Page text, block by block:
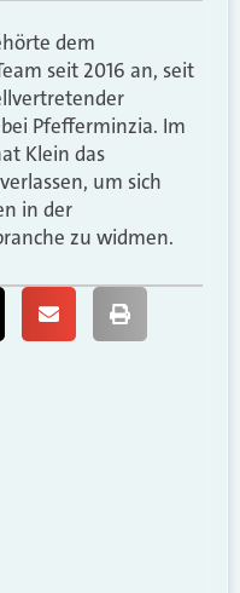
dem
seit 2016 an, seit
Pfefferminzia. Im
Klein das
um sich
in der
zu widmen.